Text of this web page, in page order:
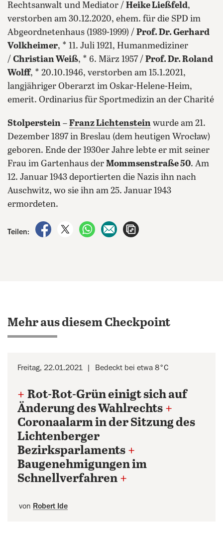
Rechtsanwalt und Mediator / Heike Ließfeld,
verstorben am 30.12.2020, ehem. für die SPD im
Abgeordnetenhaus (1989-1999) / Prof. Dr. Gerhard
Volkheimer, * 11. Juli 1921, Humanmediziner
/ Christian Weiß, * 6. März 1957 / Prof. Dr. Roland
Wolff, * 20.10.1946, verstorben am 15.1.2021,
langjähriger Oberarzt im Oskar-Helene-Heim,
emerit. Ordinarius für Sportmedizin an der Charité
Stolperstein – Franz Lichtenstein wurde am 21.
Dezember 1897 in Breslau (dem heutigen Wrocław)
geboren. Ende der 1930er Jahre lebte er mit seiner
Frau im Gartenhaus der Mommsenstraße 50. Am
12. Januar 1943 deportierten die Nazis ihn nach
Auschwitz, wo sie ihn am 25. Januar 1943
ermordeten.
Teilen:
auf Facebook teilen
auf X teilenper WhatsApp teilen
per E-Mail teilen
Mehr aus diesem Checkpoint
Freitag, 22.01.2021 Bedeckt bei etwa 8°C
+ Rot-Rot-Grün einigt sich auf
Änderung des Wahlrechts +
Coronaalarm in der Sitzung des
Lichtenberger
Bezirksparlaments +
Baugenehmigungen im
Schnellverfahren +
von Robert Ide